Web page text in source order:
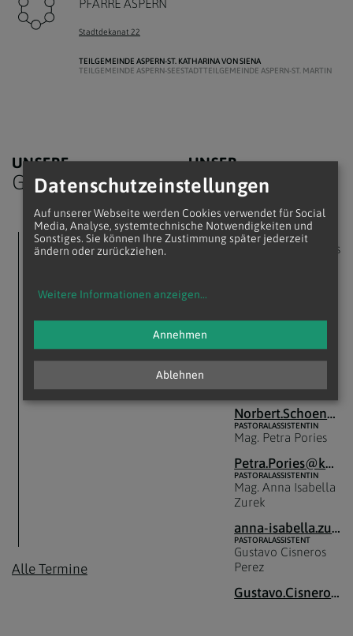
Stadtdekanat 22
TEILGEMEINDE ASPERN-ST. KATHARINA VON SIENA
TEILGEMEINDE ASPERN-SEESTADTTEILGEMEINDE ASPERN-ST. MARTIN
UNSERE
Gottesdienste
KEINE TERMINE
Es sind zurzeit keine
Alle Termine
UNSER
Team
PFARRER
Mag. Lic. Robert Rys
SEELSORGLICHER
MITARBEITER
Schönecker
Norbert.Schoenecker@katholischekirche.at
PASTORALASSISTENTIN
Mag. Petra Pories
Petra.Pories@katholischekirche.at
PASTORALASSISTENTIN
Mag. Anna Isabella
Zurek
anna-isabella.zurek@katholischekirche.at
PASTORALASSISTENT
Gustavo Cisneros
Perez
Gustavo.Cisneros-Perez@katholischekirche.at
Datenschutzeinstellungen
Auf unserer Webseite werden Cookies verwendet für Social
Media, Analyse, systemtechnische Notwendigkeiten und
Sonstiges. Sie können Ihre Zustimmung später jederzeit
ändern oder zurückziehen.
Weitere Informationen anzeigen...
Ablehnen
Annehmen